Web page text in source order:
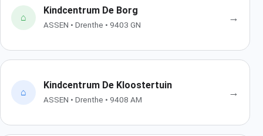
⌂
Kindcentrum De Borg
ASSEN • Drenthe • 9403 GN
→
⌂
Kindcentrum De Kloostertuin
ASSEN • Drenthe • 9408 AM
→